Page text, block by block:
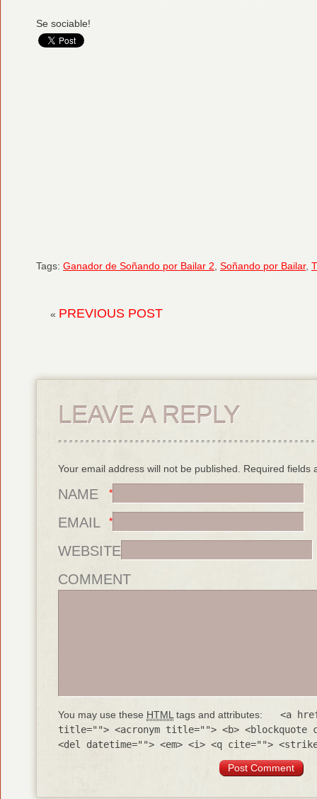
Se sociable!
Tags: Ganador de Soñando por Bailar 2 Soñando por Bailar,
« PREVIOUS POST
LEAVE A REPLY
Your email address will not be published. Required fields
NAME *
EMAIL *
WEBSITE
COMMENT
You may use these HTMLtags and attributes:
<a
title=""> <acronym title=""> <b> <blockquote
<del datetime=""> <em> <i> <q cite="">